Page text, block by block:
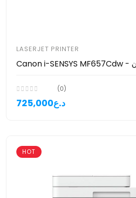
LASERJET PRINTER
(0)
725,000د.ع
HOT